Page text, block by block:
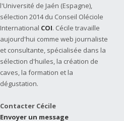
l'Université de Jaén (Espagne),
sélection 2014 du Conseil Oléciole
International COI. Cécile travaille
aujourd'hui comme web journaliste
et consultante, spécialisée dans la
sélection d'huiles, la création de
caves, la formation et la
dégustation.
Contacter Cécile
Envoyer un message